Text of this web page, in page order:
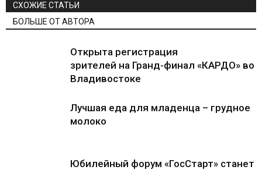
СХОЖИЕ СТАТЬИ
БОЛЬШЕ ОТ АВТОРА
Открыта регистрация
зрителей на Гранд-финал «КАРДО» во
Владивостоке
Лучшая еда для младенца – грудное
молоко
Юбилейный форум «ГосСтарт» станет